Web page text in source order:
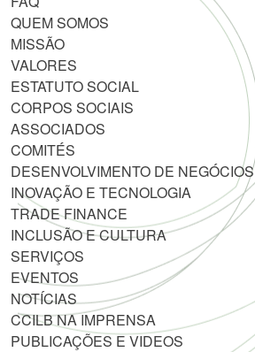
QUEM SOMOS
MISSÃO
VALORES
ESTATUTO SOCIAL
CORPOS SOCIAIS
ASSOCIADOS
COMITÉS
DESENVOLVIMENTO DE NEGÓCIOS
INOVAÇÃO E TECNOLOGIA
TRADE FINANCE
INCLUSÃO E CULTURA
SERVIÇOS
EVENTOS
NOTÍCIAS
CCILB NA IMPRENSA
PUBLICAÇÕES E VIDEOS